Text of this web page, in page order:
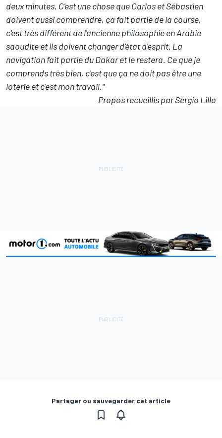
deux minutes. C'est une chose que Carlos et Sébastien
doivent aussi comprendre, ça fait partie de la course,
c'est très différent de l'ancienne philosophie en Arabie
saoudite et ils doivent changer d'état d'esprit. La
navigation fait partie du Dakar et le restera. Ce que je
comprends très bien, c'est que ça ne doit pas être une
loterie et c'est mon travail."
Propos recueillis par Sergio Lillo
Partager ou sauvegarder cet article